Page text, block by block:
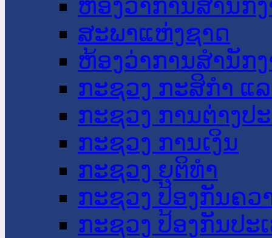
ຫ້ອງວ່າການສໍານັກ
ສະພາແຫ່ງຊາດ
ຫ້ອງວ່າການສຳນັກ
ກະຊວງ ກະສິກຳ ແ
ກະຊວງ ການຕ່າງປ
ກະຊວງ ການເງິນ
ກະຊວງ ຍຸຕິທໍາ
ກະຊວງ ປ້ອງກັນຄວ
ກະຊວງ ປ້ອງກັນປະ